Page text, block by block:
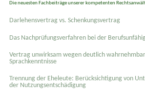
Die neuesten Fachbeiträge unserer kompetenten
Darlehensvertrag vs. Schenkungsvertrag
Das Nachprüfungsverfahren bei der
Vertrag unwirksam wegen deutlich
Sprachkenntnisse
Trennung der Eheleute: Berücksichtigung von
der Nutzungsentschädigung